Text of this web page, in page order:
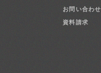
お問い合わせ
資料請求